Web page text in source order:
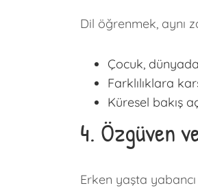
Dil öğrenmek, aynı
Çocuk,
Farklılıklara
Küresel bakış
4. Özgüven
Erken yaşta